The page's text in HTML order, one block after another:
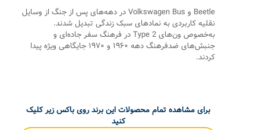
Beetle و Volkswagen Bus در دهه‌های پس از جنگ از وسایل
نقلیه کاربردی به نمادهای سبک زندگی تبدیل شدند.
به‌خصوص ون‌های Type 2 در فرهنگ سفر جاده‌ای و
جنبش‌های ضدفرهنگ دهه ۱۹۶۰ و ۱۹۷۰ جایگاهی ویژه پیدا
کردند.
برای مشاهده تمام محصولات این برند روی باکس زیر کلیک
کنید